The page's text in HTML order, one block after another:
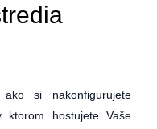
ako si nakonfigurujete
ktorom hostujete Vaše